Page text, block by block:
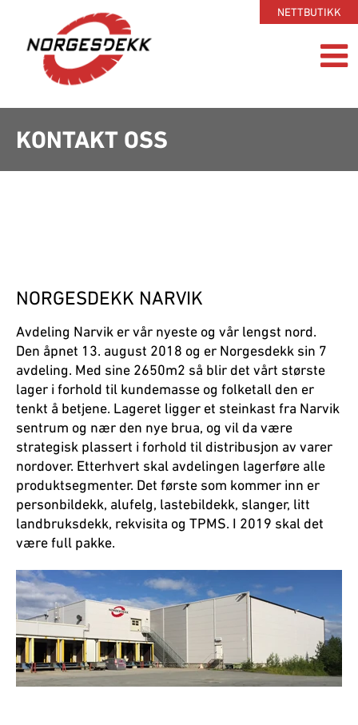
NETTBUTIKK
KONTAKT OSS
NORGESDEKK NARVIK
Avdeling Narvik er vår nyeste og vår lengst nord.
Den åpnet 13. august 2018 og er Norgesdekk sin 7
avdeling. Med sine 2650m2 så blir det vårt største
lager i forhold til kundemasse og folketall den er
tenkt å betjene. Lageret ligger et steinkast fra Narvik
sentrum og nær den nye brua, og vil da være
strategisk plassert i forhold til distribusjon av varer
nordover. Etterhvert skal avdelingen lagerføre alle
produktsegmenter. Det første som kommer inn er
personbildekk, alufelg, lastebildekk, slanger, litt
landbruksdekk, rekvisita og TPMS. I 2019 skal det
være full pakke.